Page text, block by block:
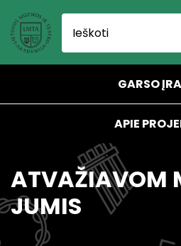
GARSO
APIE
ATVAŽIAVOM
JUMIS